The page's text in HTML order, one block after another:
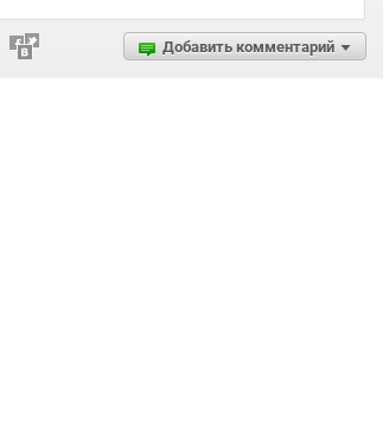
Добавить комментарий